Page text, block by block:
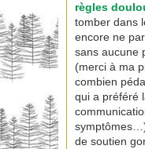
règles
tomber dans
encore ne
sans aucune
(merci à ma
combien
qui a préféré
de soutien